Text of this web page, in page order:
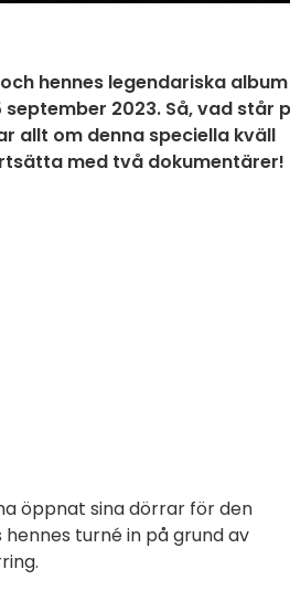
hennes legendariska album
2023. Så, vad står
allt om denna speciella kväll
med två dokumentärer!
öppnat sina dörrar för den
turné in på grund av